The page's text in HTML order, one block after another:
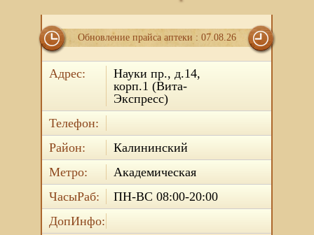
Обновление прайса аптеки : 07.08.26
Адрес:
Науки пр., д.14,
корп.1 (Вита-
Экспресс)
Телефон:
Район:
Калининский
Метро:
Академическая
ЧасыРаб:
ПН-ВС 08:00-20:00
ДопИнфо: